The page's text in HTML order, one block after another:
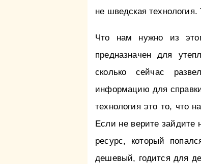
не шведская
Что нам нужно из
предназначен для
сколько сейчас
информацию для
технология это то, что
Если не верите зайдите
ресурс, который
дешевый, годится для